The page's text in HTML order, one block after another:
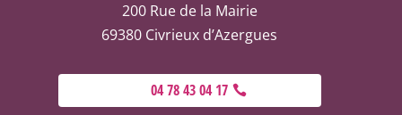
200 Rue de la Mairie
69380 Civrieux d’Azergues
04 78 43 04 17